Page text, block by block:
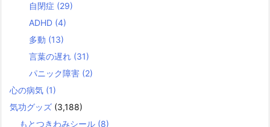
自閉症 (29)
ADHD (4)
多動 (13)
言葉の遅れ (31)
パニック障害 (2)
心の病気 (1)
気功グッズ (3,188)
もとつきわみシール (8)